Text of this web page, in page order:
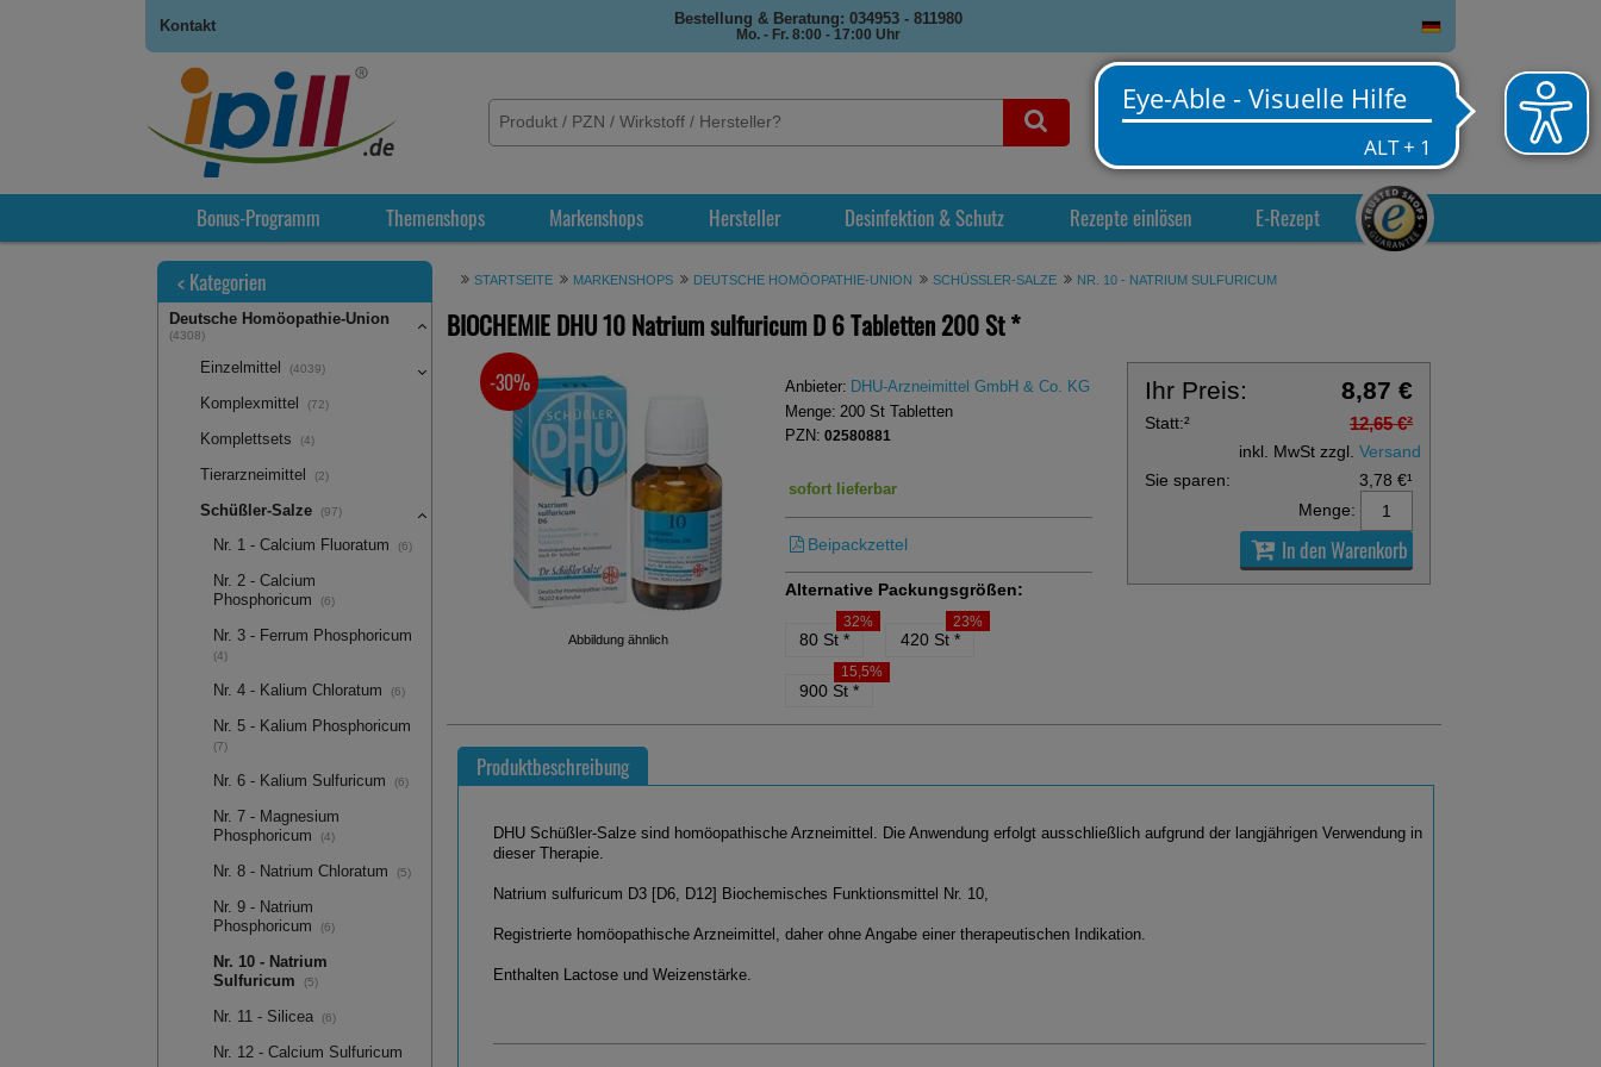
0
Warenkorb
Kontakt Bestellung & Beratung: 034953 - 811980
Mo. - Fr. 8:00 - 17:00 Uhr
Bonus-Programm Themenshops Markenshops Hersteller Desinfektion & Schutz Rezepte einlösen E-Rezept
STARTSEITE MARKENSHOPS DEUTSCHE HOMÖOPATHIE-UNION SCHÜSSLER-SALZE NR. 10 - NATRIUM SULFURICUM
BIOCHEMIE DHU 10 Natrium sulfuricum D 6 Tabletten200 St*
Abbildung ähnlich
SIE SPAREN
-30% Anbieter: DHU-Arzneimittel GmbH & Co. KG
Menge: 200 St Tabletten
PZN: 02580881
sofort lieferbar
Beipackzettel
Alternative Packungsgrößen:
80 St*
32%
420 St *
23%
900 St*
15,5%
Ihr Preis: 8,87 €
Statt:² 12,65 €²
inkl. MwSt zzgl.Versand
Sie sparen:
3,78 €¹
Menge:
In den Warenkorb
Produktbeschreibung
DHU Schüßler-Salze sind homöopathische Arzneimittel. Die Anwendung erfolgt ausschließlich aufgrund der langjährigen Verwendung in
dieser Therapie.
Natrium sulfuricum D3 [D6, D12] Biochemisches Funktionsmittel Nr. 10,
Registrierte homöopathische Arzneimittel, daher ohne Angabe einer therapeutischen Indikation.
Enthalten Lactose und Weizenstärke.
< Kategorien
Deutsche Homöopathie-Union
(4308)
Einzelmittel (4039)
Komplexmittel (72)
Komplettsets (4)
Tierarzneimittel (2)
Schüßler-Salze (97)
Nr. 1 - Calcium Fluoratum (6)
Nr. 2 - Calcium
Phosphoricum
(6)
Nr. 3 - Ferrum Phosphoricum
(4)
Nr. 4 - Kalium Chloratum (6)
Nr. 5 - Kalium Phosphoricum
(7)
Nr. 6 - Kalium Sulfuricum (6)
Nr. 7 - Magnesium
Phosphoricum
(4)
Nr. 8 - Natrium Chloratum (5)
Nr. 9 - Natrium
Phosphoricum
(6)
Nr. 10 - Natrium
Sulfuricum
(5)
Nr. 11 - Silicea (6)
Nr. 12 - Calcium Sulfuricum